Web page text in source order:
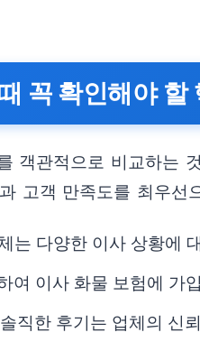
꼭 확인해야 할
객관적으로 비교하는
고객 만족도를 최우선
는 다양한 이사 상황에
여 이사 화물 보험에 가
직한 후기는 업체의 신